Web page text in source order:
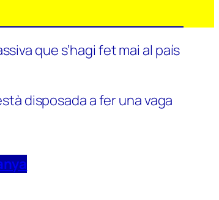
que s’hagi fet mai al país
disposada a fer una vaga